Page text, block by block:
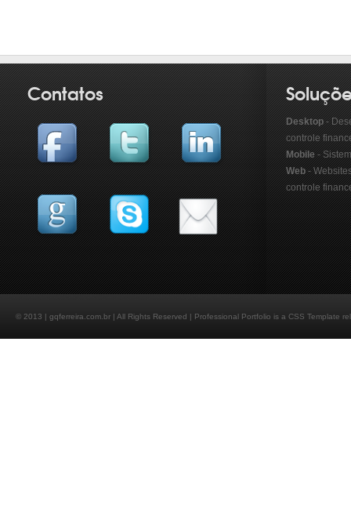
Contatos
Desktop -
controle
Mobile -
Web -
controle
© 2013 | gqferreira.com.br | All Rights Reserved | Professional Portfolio is a CSS Template